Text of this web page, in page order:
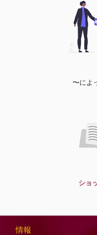
〜によ
ショ
情報